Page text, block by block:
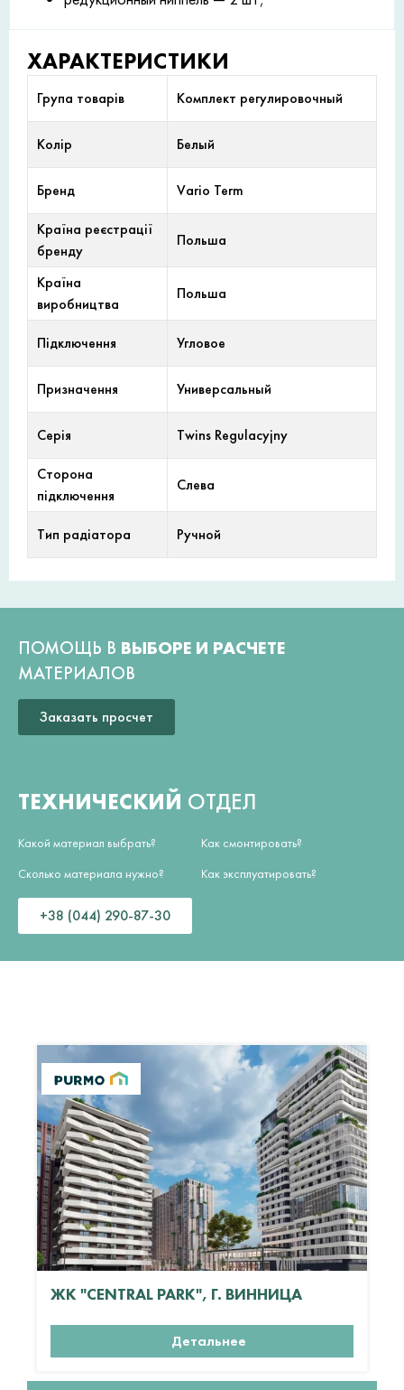
ХАРАКТЕРИСТИКИ
Група товарів Комплект регулировочный
Колір Белый
Бренд Vario Term
Країна реєстрації
бренду
Польша
Країна
виробництва
Польша
Підключення Угловое
Призначення Универсальный
Серія Twins Regulacyjny
Сторона
підключення
Слева
Тип радіатора Ручной
ПОМОЩЬ В ВЫБОРЕ И РАСЧЕТЕ
МАТЕРИАЛОВ
Заказать просчет
ТЕХНИЧЕСКИЙ ОТДЕЛ
Какой материал выбрать?
Сколько материала нужно?
Как смонтировать?
Как эксплуатировать?
+38 (044) 290-87-30
ЖК "CENTRAL PARK", Г. ВИННИЦА
Детальнее